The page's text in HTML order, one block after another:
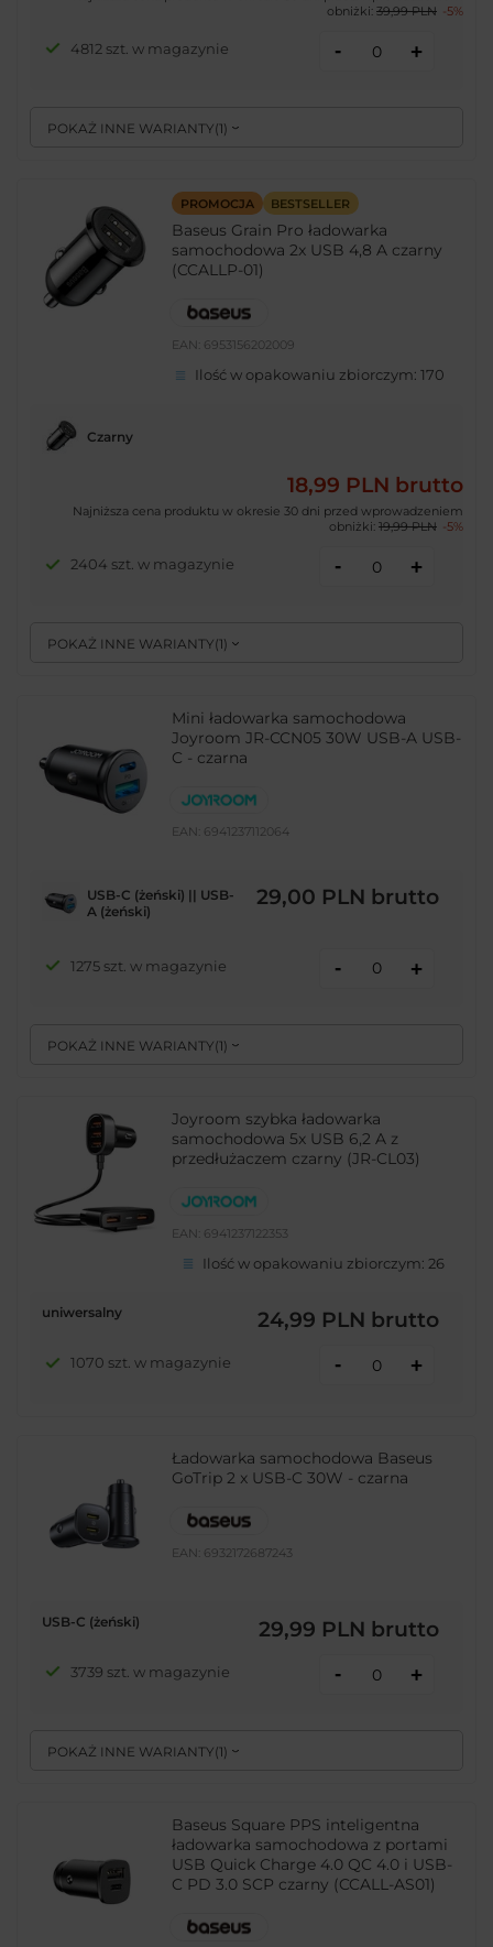
POKAŻ INNE WARIANTY( 1)
obniżki: 39,99 PLN -5%
4812 szt. w magazynie - +
PROMOCJA BESTSELLER
Baseus Grain Pro ładowarka
samochodowa 2x USB 4,8 A czarny
(CCALLP-01)
EAN: 6953156202009
Ilość w opakowaniu zbiorczym:170
POKAŻ INNE WARIANTY( 1)
Czarny
18,99 PLN brutto
Najniższa cena produktu w okresie 30 dni przed wprowadzeniem
obniżki: 19,99 PLN -5%
2404 szt. w magazynie - +
Mini ładowarka samochodowa
Joyroom JR-CCN05 30W USB-A USB-
C - czarna
EAN: 6941237112064
POKAŻ INNE WARIANTY( 1)
USB-C (żeński) || USB-
A (żeński)
29,00 PLN brutto
1275 szt. w magazynie - +
Joyroom szybka ładowarka
samochodowa 5x USB 6,2 A z
przedłużaczem czarny (JR-CL03)
EAN: 6941237122353
Ilość w opakowaniu zbiorczym: 26
uniwersalny 24,99 PLN brutto
1070 szt. w magazynie - +
Ładowarka samochodowa Baseus
GoTrip 2 x USB-C 30W - czarna
EAN: 6932172687243
POKAŻ INNE WARIANTY( 1)
USB-C (żeński) 29,99 PLN brutto
3739 szt. w magazynie - +
Baseus Square PPS inteligentna
ładowarka samochodowa z portami
USB Quick Charge 4.0 QC 4.0 i USB-
C PD 3.0 SCP czarny (CCALL-AS01)